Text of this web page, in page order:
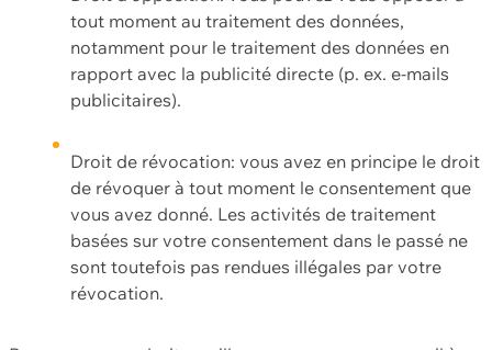
tout moment au traitement des données,
notamment pour le traitement des données en
rapport avec la publicité directe (p. ex. e-mails
publicitaires).
Droit de révocation: vous avez en principe le droit
de révoquer à tout moment le consentement que
vous avez donné. Les activités de traitement
basées sur votre consentement dans le passé ne
sont toutefois pas rendues illégales par votre
révocation.